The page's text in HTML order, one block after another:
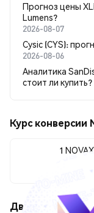
Прогноз цены
Lumens?
2026-08-07
Cysic (CYS):
2026-08-06
Аналитика
стоит ли купить?
Курс конверсии
1
Движения цены